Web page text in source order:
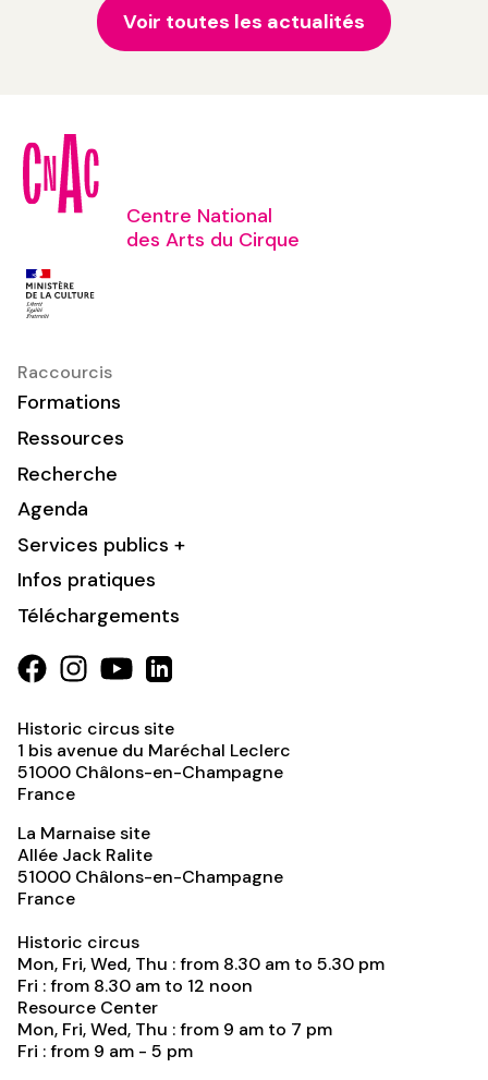
Voir toutes les actualités
Centre National
des Arts du Cirque
Raccourcis
Formations
Ressources
Recherche
Agenda
Services publics +
Infos pratiques
Téléchargements
Historic circus site
1 bis avenue du Maréchal Leclerc
51000 Châlons-en-Champagne
France
La Marnaise site
Allée Jack Ralite
51000 Châlons-en-Champagne
France
Historic circus
Mon, Fri, Wed, Thu : from 8.30 am to 5.30 pm
Fri : from 8.30 am to 12 noon
Resource Center
Mon, Fri, Wed, Thu : from 9 am to 7 pm
Fri : from 9 am - 5 pm